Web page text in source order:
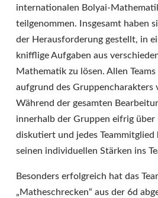
internationalen Bolyai-
teilgenommen. Insgesamt haben
der Herausforderung gestellt, in
knifflige Aufgaben aus
Mathematik zu lösen. Allen
aufgrund des Gruppencharakters
Während der gesamten
innerhalb der Gruppen eifrig über
diskutiert und jedes
seinen individuellen Stärken ins
Besonders erfolgreich hat das
„Matheschrecken“ aus der 6d